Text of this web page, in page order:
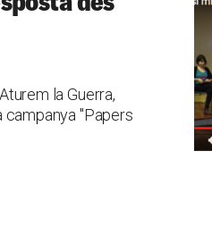
la Guerra,
campanya "Papers